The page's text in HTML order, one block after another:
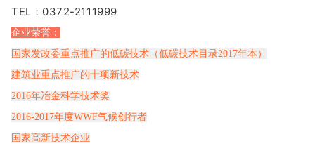
TEL：0372-2111999
企业荣誉：
国家发改委重点推广的低碳技术（低碳技术目录2017年本）
建筑业重点推广的十项新技术
2016年冶金科学技术奖
2016-2017年度WWF气候创行者
国家高新技术企业